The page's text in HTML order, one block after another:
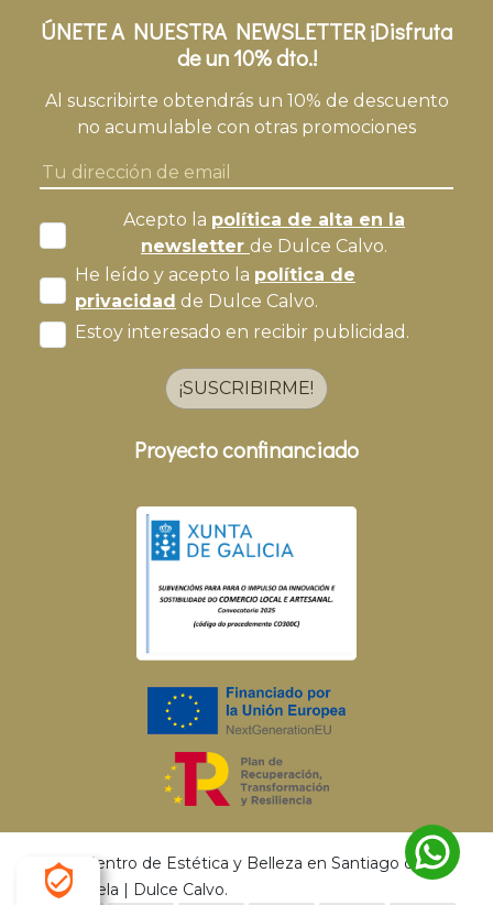
ÚNETE A NUESTRA NEWSLETTER ¡Disfruta
de un 10% dto.!
Al suscribirte obtendrás un 10% de descuento
no acumulable con otras promociones
Acepto la política de alta en la
newsletter de Dulce Calvo.
He leído y acepto la política de
privacidad de Dulce Calvo.
Estoy interesado en recibir publicidad.
¡SUSCRIBIRME!
Proyecto confinanciado
© 2026 Centro de Estética y Belleza en Santiago de
Compostela | Dulce Calvo.